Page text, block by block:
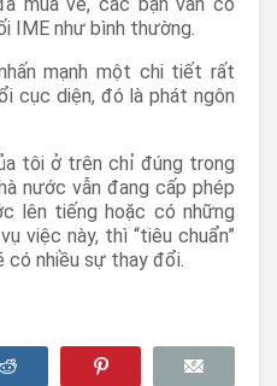
mua vé, các bạn vẫn có
IME như bình thường.
mạnh một chi tiết rất
cục diện, đó là phát ngôn
tôi ở trên chỉ đúng trong
nước vẫn đang cấp phép
lên tiếng hoặc có những
việc này, thì “tiêu chuẩn”
có nhiều sự thay đổi.